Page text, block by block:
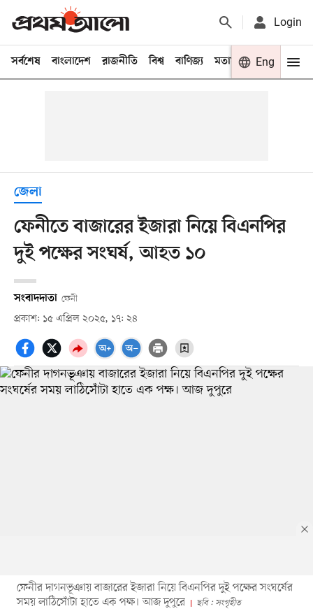
Login
সর্বশেষ বাংলাদেশ রাজনীতি বিশ্ব বাণিজ্য মতামত খেলা
Eng
জেলা
ফেনীতে বাজারের ইজারা নিয়ে বিএনপির
দুই পক্ষের সংঘর্ষ, আহত ১০
সংবাদদাতা ফেনী
প্রকাশ: ১৫ এপ্রিল ২০২৫, ১৭: ২৪
ফেনীর দাগনভূঞায় বাজারের ইজারা নিয়ে বিএনপির দুই পক্ষের সংঘর্ষের
সময় লাঠিসোঁটা হাতে এক পক্ষ। আজ দুপুরে
ছবি : সংগৃহীত